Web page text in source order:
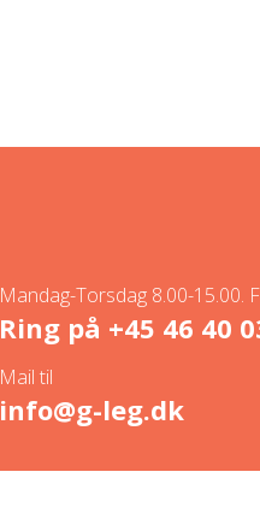
Mandag-Torsdag 8.00-15.00.
Ring på +45 46 40
Mail til
info@g-leg.dk